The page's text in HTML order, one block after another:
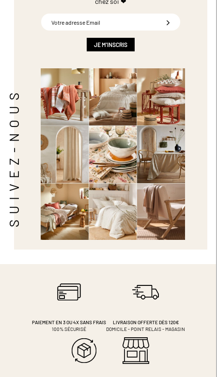
SUIVEZ-NOUS
JE M'INSCRIS
PAIEMENT EN 3 OU 4XSANS FRAIS
100% SÉCURISÉ
LIVRAISON OFFERTE DÈS 120€
DOMICILE - POINT RELAIS - MAGASIN